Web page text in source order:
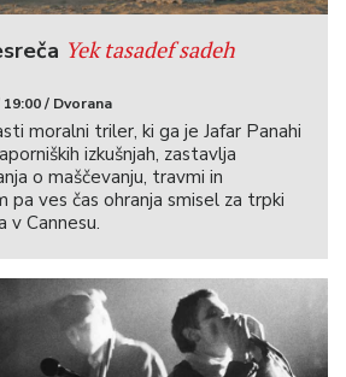
Yek tasadef sadeh
/ Dvorana
moralni triler, ki ga je Jafar Panahi
izkušnjah, zastavlja
o maščevanju, travmi in
pa ves čas ohranja smisel za trpki
v Cannesu.